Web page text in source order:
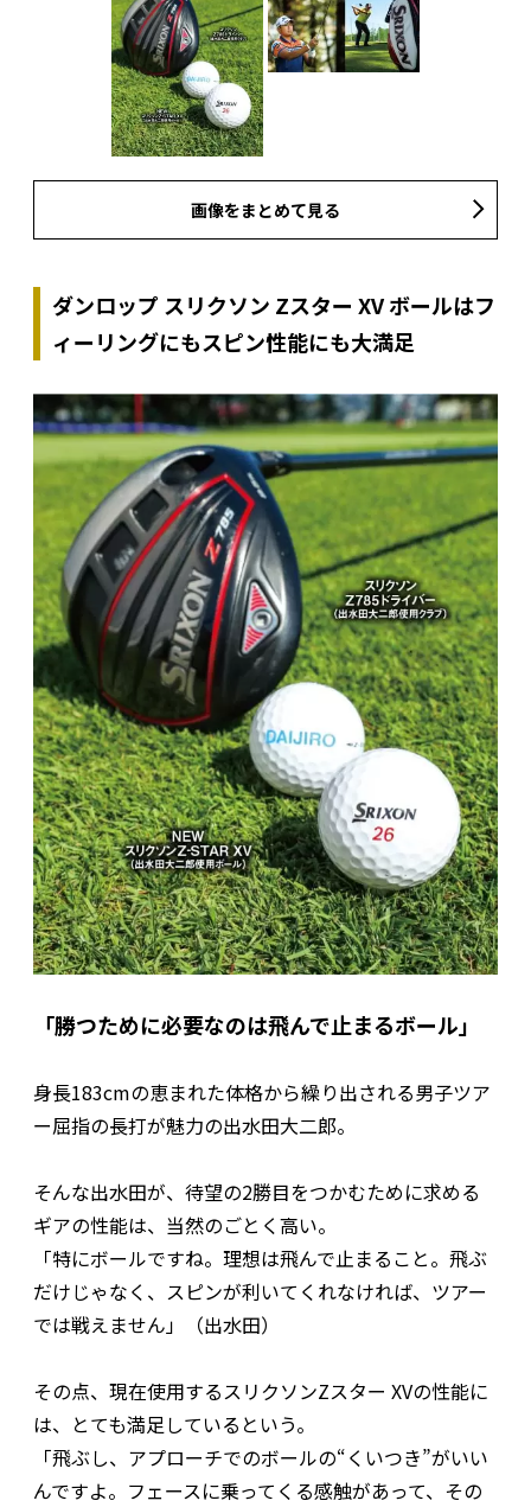
画像をまとめて見る
ダンロップ スリクソン Zスター XV ボールはフ
ィーリングにもスピン性能にも大満足
「勝つために必要なのは飛んで止まるボール」
身長183cmの恵まれた体格から繰り出される男子ツア
ー屈指の長打が魅力の出水田大二郎。
そんな出水田が、待望の2勝目をつかむために求める
ギアの性能は、当然のごとく高い。
「特にボールですね。理想は飛んで止まること。飛ぶ
だけじゃなく、スピンが利いてくれなければ、ツアー
では戦えません」（出水田）
その点、現在使用するスリクソンZスター XVの性能に
は、とても満足しているという。
「飛ぶし、アプローチでのボールの“くいつき”がいい
んですよ。フェースに乗ってくる感触があって、その